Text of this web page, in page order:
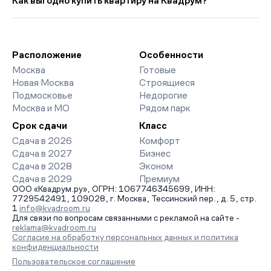
класса. На страницах ЖК доступны отзывы жильцов о
качестве строительства, интерактивный генплан корпусов,
организует просмотр и поможет одобрить ипотеку по
минимальной ставке. Чтобы зафиксировать цену, оставьте
заявку на обратный звонок.
Расположение
Москва
Новая Москва
Подмосковье
Москва и МО
Особенности
Готовые
Строящиеся
Недорогие
Рядом парк
Срок сдачи
Сдача в 2026
Сдача в 2027
Сдача в 2028
Сдача в 2029
Класс
Комфорт
Бизнес
Эконом
Премиум
ООО «Квадрум.ру», ОГРН: 1067746345699, ИНН:
7729542491, 109028, г. Москва, Тессинский пер., д. 5, стр.
1 info@kvadroom.ru
Для связи по вопросам связанными с рекламой на сайте -
reklama@kvadroom.ru
Согласие на обработку персональных данных и политика
конфиденциальности
Пользовательское соглашение